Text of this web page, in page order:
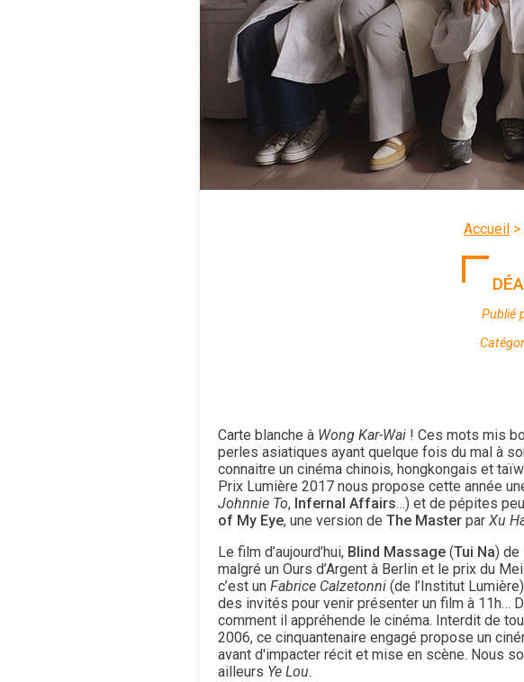
Accueil >
Publié
Carte blanche à Wong Kar-Wai ! Ces mots mis
perles asiatiques ayant quelque fois du mal à
connaitre un cinéma chinois, hongkongais et
Prix Lumière 2017 nous propose cette année
Johnnie To, Infernal Affairs…) et de pépites
of My Eye, une version de The Master par Xu
Le film d’aujourd’hui, Blind Massage (Tui Na) de
malgré un Ours d’Argent à Berlin et le prix du
c’est un Fabrice Calzetonni (de l’Institut
des invités pour venir présenter un film à 11h…
comment il appréhende le cinéma. Interdit de
2006, ce cinquantenaire engagé propose un
avant d'impacter récit et mise en scène. Nous
ailleurs Ye Lou.